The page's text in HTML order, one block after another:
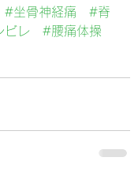
#坐骨神経痛
#脊
ビレ
#腰痛体操